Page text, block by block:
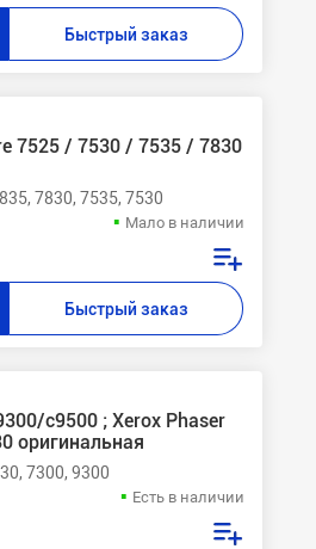
Быстрый заказ
7525 / 7530 / 7535 / 7830
7830, 7535, 7530
Мало в наличии
Быстрый заказ
c9500 ; Xerox Phaser
оригинальная
7300, 9300
Есть в наличии